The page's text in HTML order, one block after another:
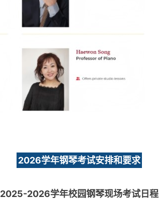
2026学年钢琴考试安排和要求
2025-2026学年校园钢琴现场考试日程